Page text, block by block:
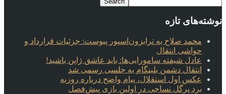
نوشته‌های تازه
محمد صلاح به ترابزون‌اسپور پیوست: جزئیات قرارداد و
حواشی انتقال
عادل شیفته سامورایی‌ها: باید عاشق ژاپن باشید!
انتقال دشمن بلینگام به چلسی رسمی شد
عکس اول استقلال، پیام واضح درباره روزبه
برد پرگل نساجی در اولین بازی پیش‌فصل